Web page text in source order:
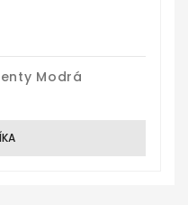
Modrá